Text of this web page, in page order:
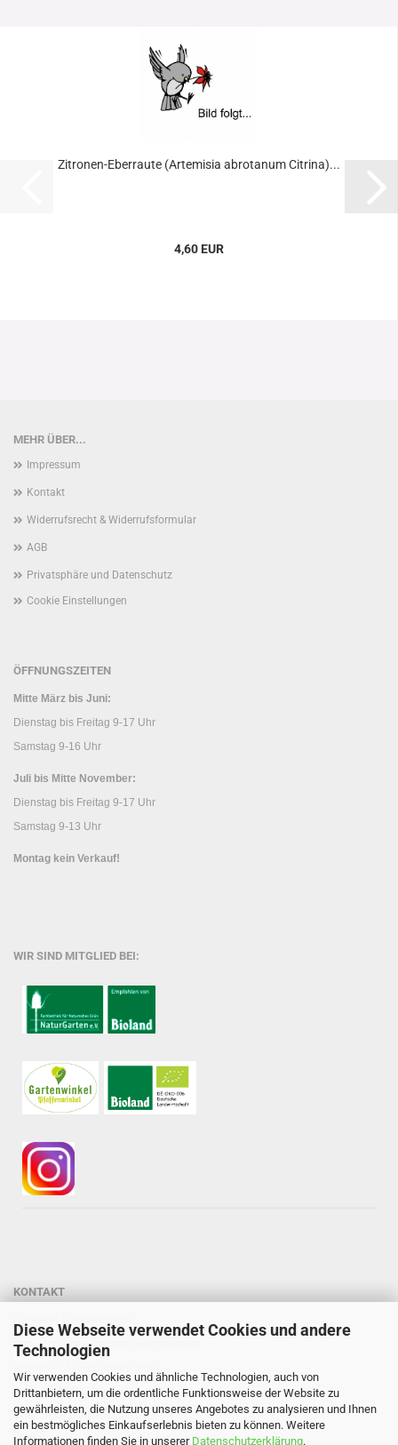
Diese Webseite verwendet Cookies und andere
Technologien
Wir verwenden Cookies und ähnliche Technologien, auch von
Drittanbietern, um die ordentliche Funktionsweise der Website zu
gewährleisten, die Nutzung unseres Angebotes zu analysieren und Ihnen
ein bestmögliches Einkaufserlebnis bieten zu können. Weitere
Informationen finden Sie in unserer Datenschutzerklärung.
Zitronen-Eberraute (Artemisia abrotanum Citrina)...
4,60 EUR
MEHR ÜBER...
Impressum
Kontakt
Widerrufsrecht & Widerrufsformular
AGB
Privatsphäre und Datenschutz
Cookie Einstellungen
ÖFFNUNGSZEITEN
Mitte März bis Juni:
Dienstag bis Freitag 9-17 Uhr
Samstag 9-16 Uhr
Juli bis Mitte November:
Dienstag bis Freitag 9-17 Uhr
Samstag 9-13 Uhr
Montag kein Verkauf!
WIR SIND MITGLIED BEI:
KONTAKT
Dipl.-Ing. Susanne Spatz-Behmenburg
Tel: 0 88 03 - 47 80 900
Mail: info@staudenspatz.de